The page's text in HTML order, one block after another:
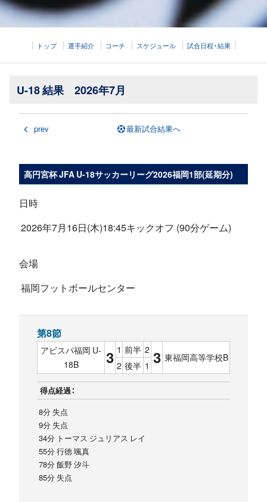
トップ 選手紹介 コーチ スケジュール 試合日程・結果
U-18 結果 2026年7月
prev 最新試合結果へ
高円宮杯 JFA U-18サッカーリーグ2026福岡1部(延期分)
日時
2026年7月16日(木)18:45キックオフ (90分ゲーム)
会場
福岡フットボールセンター
第8節
アビスパ福岡 U-
18B
3 1 前半 2 3 東福岡高等学校B
2 後半 1
得点経過：
8分 失点
9分 失点
34分 トーマス ジュリアス レイ
55分 行徳 颯真
78分 飯野 汐斗
85分 失点